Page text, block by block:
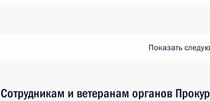
Показать
Сотрудникам и ветеранам органов